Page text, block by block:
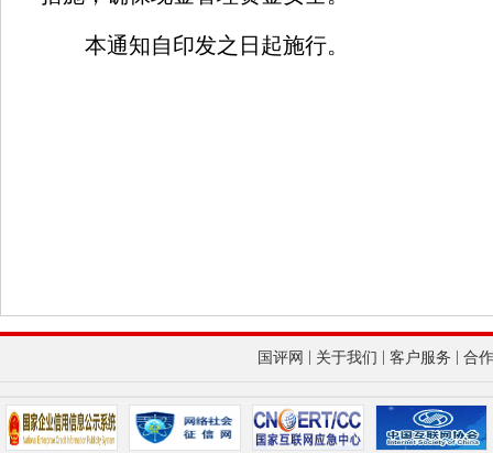
本通知自印发之日起施行。
国评网 关于我们 客户服务 合